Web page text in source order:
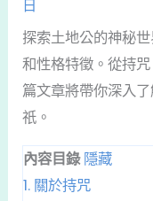
日
探索土地公的神秘
和性格特徵。從持
篇文章將帶你深入
祇。
內容目錄 隱藏
1. 關於持咒